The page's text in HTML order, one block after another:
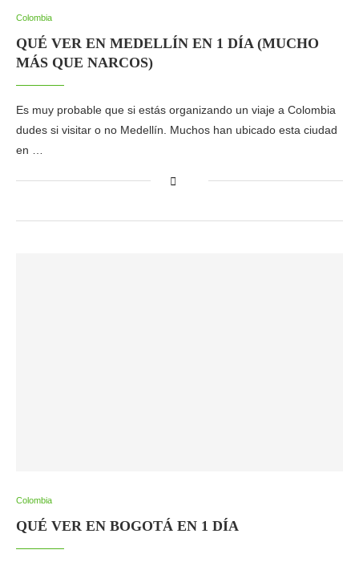
Colombia
QUÉ VER EN MEDELLÍN EN 1 DÍA (MUCHO
MÁS QUE NARCOS)
Es muy probable que si estás organizando un viaje a Colombia
dudes si visitar o no Medellín. Muchos han ubicado esta ciudad
en …
Colombia
QUÉ VER EN BOGOTÁ EN 1 DÍA